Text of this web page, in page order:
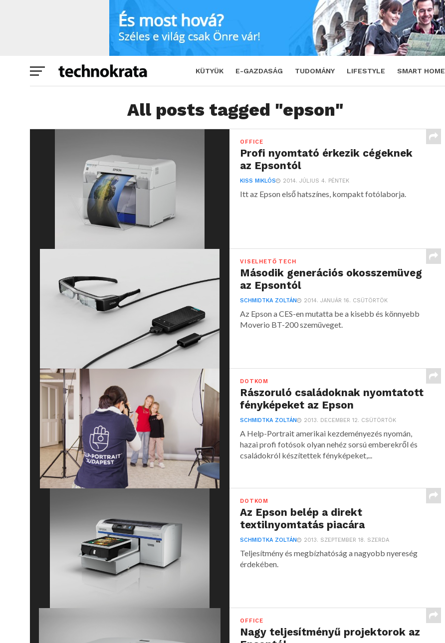
KÜTYÜK E-GAZDASÁG TUDOMÁNY LIFESTYLE SMART HOME
All posts tagged "epson"
OFFICE
Profi nyomtató érkezik cégeknek
az Epsontól
KISS MIKLÓS 2014. JÚLIUS 4. PÉNTEK
Itt az Epson első hatszínes, kompakt fotólaborja.
VISELHETŐ TECH
Második generációs okosszemüveg
az Epsontól
SCHMIDTKA ZOLTÁN 2014. JANUÁR 16. CSÜTÖRTÖK
Az Epson a CES-en mutatta be a kisebb és könnyebb
Moverio BT-200 szemüveget.
DOTKOM
Rászoruló családoknak nyomtatott
fényképeket az Epson
SCHMIDTKA ZOLTÁN 2013. DECEMBER 12. CSÜTÖRTÖK
A Help-Portrait amerikai kezdeményezés nyomán,
hazai profi fotósok olyan nehéz sorsú emberekről és
családokról készítettek fényképeket,...
DOTKOM
Az Epson belép a direkt
textilnyomtatás piacára
SCHMIDTKA ZOLTÁN 2013. SZEPTEMBER 18. SZERDA
Teljesítmény és megbízhatóság a nagyobb nyereség
érdekében.
OFFICE
Nagy teljesítményű projektorok az